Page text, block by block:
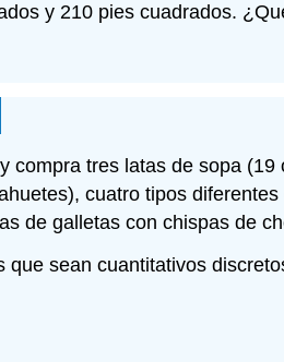
y 210 pies cuadrados.
compra tres latas de sopa
cuatro tipos
de galletas con chispas de
que sean cuantitativos